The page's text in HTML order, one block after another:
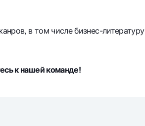
в том числе бизнес-литературу
к нашей команде!